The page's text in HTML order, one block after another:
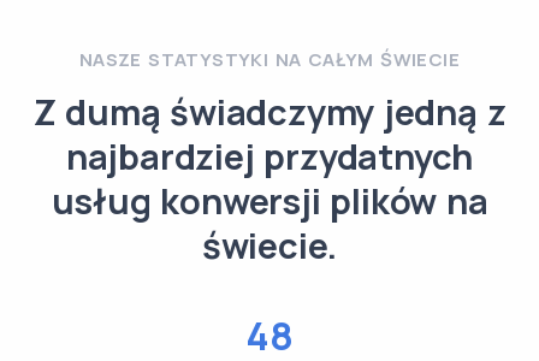
NASZE STATYSTYKI NA CAŁYM ŚWIECIE
Z dumą świadczymy jedną z
najbardziej przydatnych
usług konwersji plików na
świecie.
48